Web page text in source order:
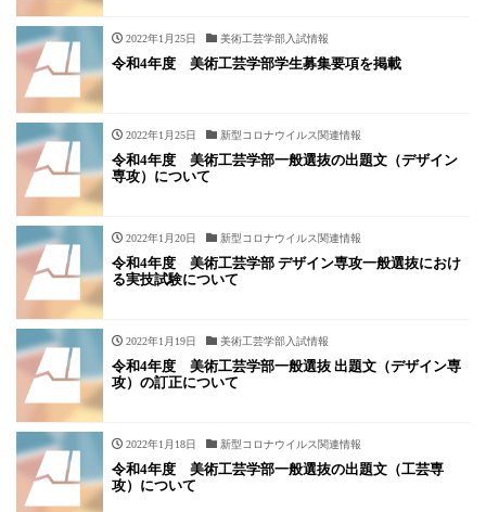
2022年1月25日 美術工芸学部入試情報
令和4年度 美術工芸学部学生募集要項を掲載
2022年1月25日 新型コロナウイルス関連情報
令和4年度 美術工芸学部一般選抜の出題文（デザイン
専攻）について
2022年1月20日 新型コロナウイルス関連情報
令和4年度 美術工芸学部 デザイン専攻一般選抜におけ
る実技試験について
2022年1月19日 美術工芸学部入試情報
令和4年度 美術工芸学部一般選抜 出題文（デザイン専
攻）の訂正について
2022年1月18日 新型コロナウイルス関連情報
令和4年度 美術工芸学部一般選抜の出題文（工芸専
攻）について